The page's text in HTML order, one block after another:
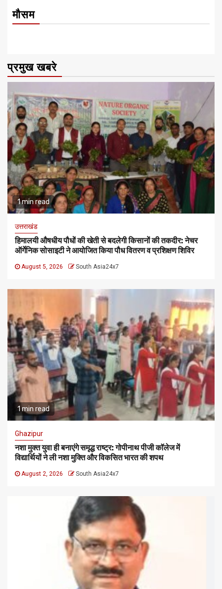
मौसम
प्रमुख खबरे
1 min read
उत्तराखंड
हिमालयी औषधीय पौधों की खेती से बदलेगी किसानों की तकदीर: नेचर
ऑर्गेनिक सोसाइटी ने आयोजित किया पौध वितरण व प्रशिक्षण शिविर
August 5, 2026 South Asia24x7
1 min read
Ghazipur
नशा मुक्त युवा ही बनाएंगे समृद्ध राष्ट्र: गोपीनाथ पीजी कॉलेज में
विद्यार्थियों ने ली नशा मुक्ति और विकसित भारत की शपथ
August 2, 2026 South Asia24x7